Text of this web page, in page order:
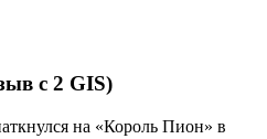
с 2 GIS)
на «Король Пион» в